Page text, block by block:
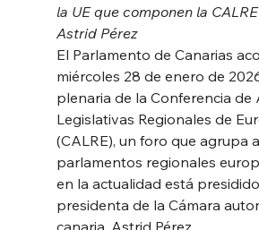
la UE que componen la
Astrid Pérez
El Parlamento de Canarias
miércoles 28 de enero de
plenaria de la Conferencia de
Legislativas Regionales de
(CALRE), un foro que agrupa
parlamentos regionales
en la actualidad está
presidenta de la Cámara
canaria, Astrid Pérez.